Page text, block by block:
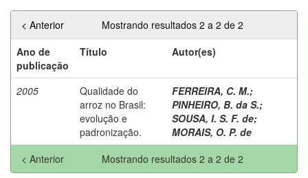
Mostrando resultados 2 a 2 de 2
< Anterior
Ano de
publicação
Título Autor(es)
2005
Qualidade do
arroz no Brasil:
evolução e
padronização.
FERREIRA, C. M.;
PINHEIRO, B. da S.;
SOUSA, I. S. F. de;
MORAIS, O. P. de
Mostrando resultados 2 a 2 de 2
< Anterior